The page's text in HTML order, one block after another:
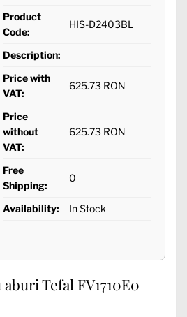
Product
Code:
HIS-D2403BL
Description:
Price with
VAT:
625.73 RON
Price
without
VAT:
625.73 RON
Free
Shipping:
0
Availability: In Stock
Tefal FV1710E0